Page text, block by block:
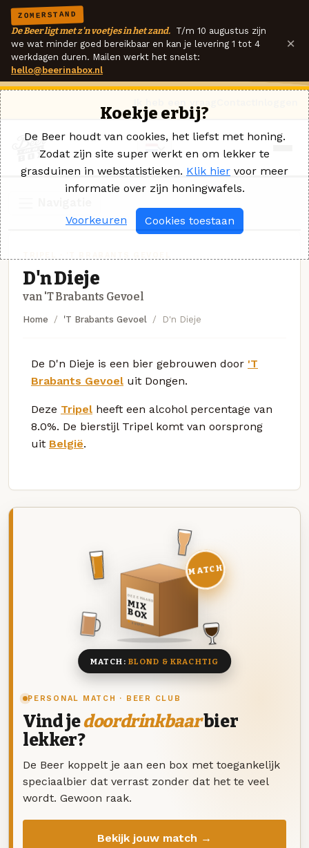
ZOMERSTAND
De Beer ligt met z'n voetjes in het zand. T/m 10 augustus zijn
we wat minder goed bereikbaar en kan je levering 1 tot 4
werkdagen duren. Mailen werkt het snelst:
hello@beerinabox.nl
×
D'n Dieje
van 'T Brabants Gevoel
Home 'T Brabants Gevoel D'n Dieje
De D'n Dieje is een bier gebrouwen door 'T
Brabants Gevoel uit Dongen.
Deze Tripel heeft een alcohol percentage van
8.0%. De bierstijl Tripel komt van oorsprong
uit België.
PERSONAL MATCH · BEER CLUB
Vind jedoordrinkbaarbier
lekker?
De Beer koppelt je aan een box met toegankelijk
speciaalbier dat verrast zonder dat het te veel
wordt. Gewoon raak.
Bekijk jouw match →
DEZE MAAND
MIX
BOX
8 BIEREN
MATCH
MATCH: BLOND & KRACHTIG
Koekje erbij?
De Beer houdt van cookies, het liefst met honing.
Zodat zijn site super werkt en om lekker te
grasduinen in webstatistieken. Klik hier voor meer
informatie over zijn honingwafels.
Voorkeuren Cookies toestaan